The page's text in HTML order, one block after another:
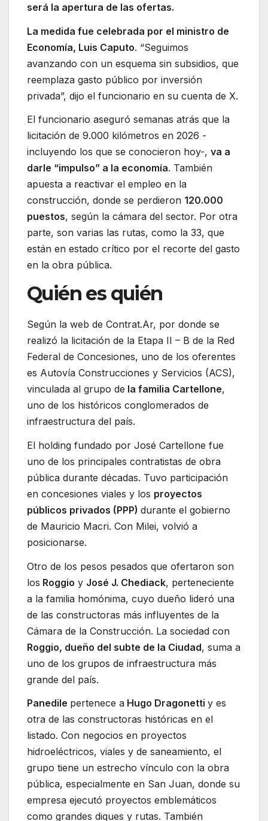
será la apertura de las ofertas.
La medida fue celebrada por el ministro de
Economía, Luis Caputo. “Seguimos
avanzando con un esquema sin subsidios, que
reemplaza gasto público por inversión
privada”, dijo el funcionario en su cuenta de X.
El funcionario aseguró semanas atrás que la
licitación de 9.000 kilómetros en 2026 -
incluyendo los que se conocieron hoy-, va a
darle “impulso” a la economía. También
apuesta a reactivar el empleo en la
construcción, donde se perdieron 120.000
puestos, según la cámara del sector. Por otra
parte, son varias las rutas, como la 33, que
están en estado crítico por el recorte del gasto
en la obra pública.
Quién es quién
Según la web de Contrat.Ar, por donde se
realizó la licitación de la Etapa II – B de la Red
Federal de Concesiones, uno de los oferentes
es Autovía Construcciones y Servicios (ACS),
vinculada al grupo de la familia Cartellone,
uno de los históricos conglomerados de
infraestructura del país.
El holding fundado por José Cartellone fue
uno de los principales contratistas de obra
pública durante décadas. Tuvo participación
en concesiones viales y los proyectos
públicos privados (PPP) durante el gobierno
de Mauricio Macri. Con Milei, volvió a
posicionarse.
Otro de los pesos pesados que ofertaron son
los Roggio y José J. Chediack, perteneciente
a la familia homónima, cuyo dueño lideró una
de las constructoras más influyentes de la
Cámara de la Construcción. La sociedad con
Roggio, dueño del subte de la Ciudad, suma a
uno de los grupos de infraestructura más
grande del país.
Panedile pertenece a Hugo Dragonetti y es
otra de las constructoras históricas en el
listado. Con negocios en proyectos
hidroeléctricos, viales y de saneamiento, el
grupo tiene un estrecho vínculo con la obra
pública, especialmente en San Juan, donde su
empresa ejecutó proyectos emblemáticos
como grandes diques y rutas. También